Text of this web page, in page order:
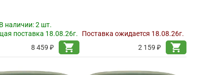
наличии:2 шт.
поставка 18.08.26г.
8 459 ₽
shopping_cart
Поставка ожидается 18.08.26г.
2 159 ₽
shopping_cart